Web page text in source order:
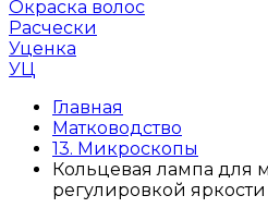
Окраска волос
Расчески
Уценка
УЦ
Главная
Матководство
13. Микроскопы
Кольцевая лампа для
регулировкой